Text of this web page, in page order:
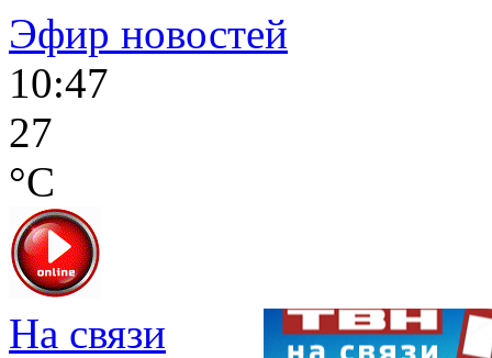
Эфир новостей
10:47
27
°C
На связи